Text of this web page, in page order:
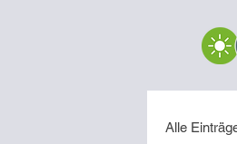
Alle